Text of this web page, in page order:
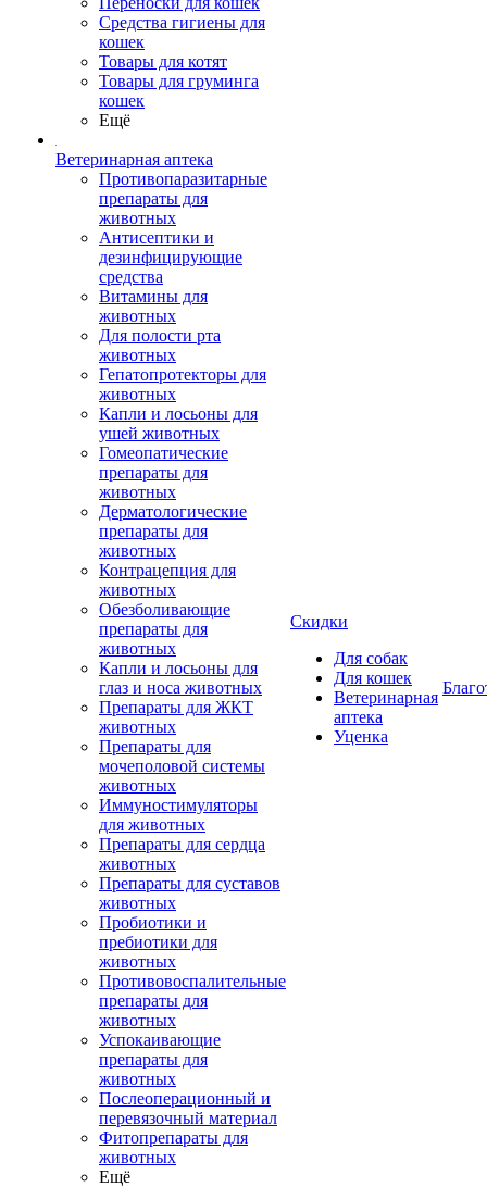
Средства гигиены для
кошек
Товары для котят
Товары для груминга
кошек
Ещё
Ветеринарная аптека
Противопаразитарные
препараты для
животных
Антисептики и
дезинфицирующие
средства
Витамины для
животных
Для полости рта
животных
Гепатопротекторы для
животных
Капли и лосьоны для
ушей животных
Гомеопатические
препараты для
животных
Дерматологические
препараты для
животных
Контрацепция для
животных
Обезболивающие
препараты для
животных
Капли и лосьоны для
глаз и носа животных
Препараты для ЖКТ
животных
Препараты для
мочеполовой системы
животных
Иммуностимуляторы
для животных
Препараты для сердца
животных
Препараты для суставов
животных
Пробиотики и
пребиотики для
животных
Противовоспалительные
препараты для
животных
Успокаивающие
препараты для
животных
Послеоперационный и
перевязочный материал
Фитопрепараты для
животных
Ещё
Скидки
Для собак
Для кошек
Ветеринарная
аптека
Уценка